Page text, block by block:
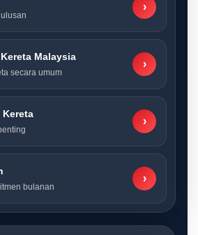
›
Malaysia
secara umum
›
Kereta
›
bulanan
›